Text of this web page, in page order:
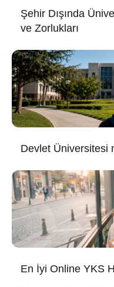
Şehir Dışında
ve Zorlukları
Devlet Üniversitesi
En İyi Online YKS